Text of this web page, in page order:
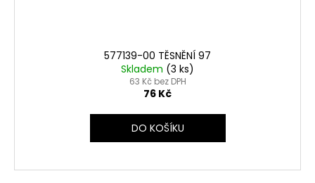
577139-00 TĚSNĚNÍ 97
Skladem (3 ks)
63 Kč bez DPH
76 Kč
DO KOŠÍKU